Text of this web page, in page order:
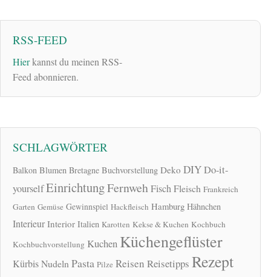
RSS-FEED
Hierkannst du meinen RSS-
Feed abonnieren.
SCHLAGWÖRTER
Balkon Blumen Bretagne Buchvorstellung Deko DIYDo-it-
yourselfEinrichtungFernwehFischFleisch Frankreich
Garten Gemüse Gewinnspiel Hackfleisch Hamburg Hähnchen
Interieur Interior Italien Karotten Kekse & Kuchen Kochbuch
Kochbuchvorstellung Kuchen Küchengeflüster
KürbisNudelnPasta Pilze Reisen Reisetipps Rezept